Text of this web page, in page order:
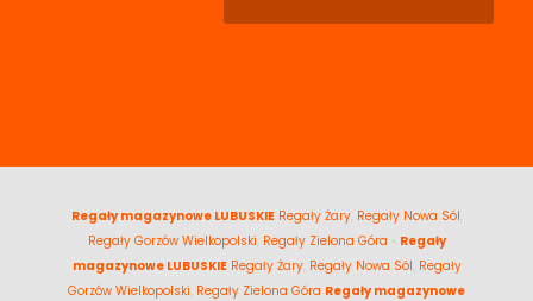
Regały magazynowe LUBUSKIE Regały Żary, Regały Nowa Sól
Regały Gorzów Wielkopolski Regały Zielona Góra • Regały
magazynowe LUBUSKIE Regały Żary, Regały Nowa Sól Regały
Gorzów Wielkopolski Regały Zielona Góra Regały magazynowe